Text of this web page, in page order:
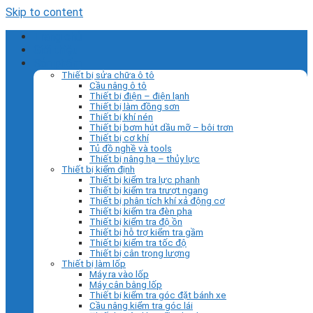
Skip to content
Thiết bị sửa chữa ô tô
Cầu nâng ô tô
Thiết bị điện – điện lạnh
Thiết bị làm đồng sơn
Thiết bị khí nén
Thiết bị bơm hút dầu mỡ – bôi trơn
Thiết bị cơ khí
Tủ đồ nghề và tools
Thiết bị nâng hạ – thủy lực
Thiết bị kiểm định
Thiết bị kiểm tra lực phanh
Thiết bị kiểm tra trượt ngang
Thiết bị phân tích khí xả động cơ
Thiết bị kiểm tra đèn pha
Thiết bị kiểm tra độ ồn
Thiết bị hỗ trợ kiểm tra gầm
Thiết bị kiểm tra tốc độ
Thiết bị cân trọng lượng
Thiết bị làm lốp
Máy ra vào lốp
Máy cân bằng lốp
Thiết bị kiểm tra góc đặt bánh xe
Cầu nâng kiểm tra góc lái